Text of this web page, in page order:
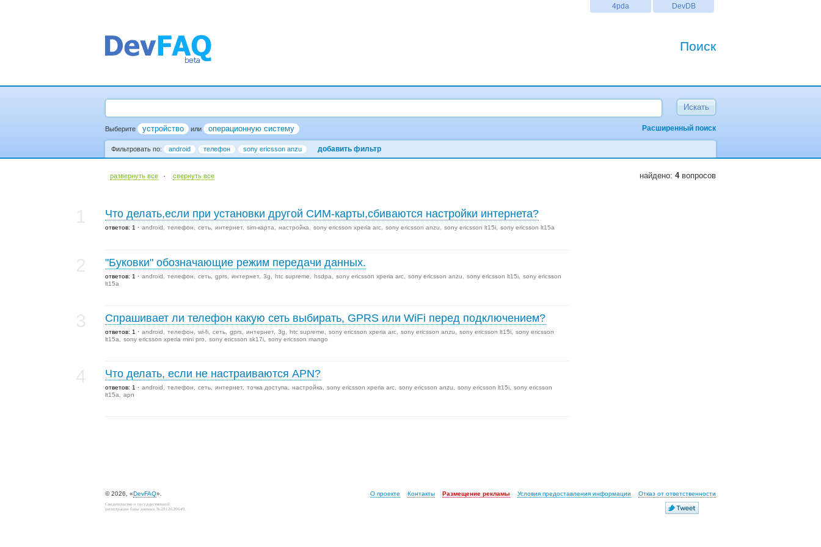
DevDB
4pda
Поиск
Выберите устройство Расширенный поиск
или операционную систему
Фильтровать по: android телефон sony ericsson anzu добавить фильтр
развернуть все · cвернуть все найдено: 4вопросов
Что делать,если при установки другой СИМ-карты,сбиваются настройки интернета?
ответов: 1 android телефон сеть интернет sim-карта настройка sony ericsson xperia arc sony ericsson anzu sony ericsson lt15i sony ericsson lt15a
"Буковки" обозначающие режим передачи данных.
ответов: 1 android телефон сеть gprs интернет 3g htc supreme hsdpa sony ericsson xperia arc sony ericsson anzu sony ericsson lt15i
sony ericsson
lt15a
Спрашивает ли телефон какую сеть выбирать, GPRS или WiFi перед подключением?
ответов: 1 android телефон wi-fi сеть gprs интернет 3g htc supreme sony ericsson xperia arc sony ericsson anzu sony ericsson lt15i
sony ericsson
lt15a
sony ericsson xperia mini pro sony ericsson sk17i sony ericsson mango
Что делать, если не настраиваются APN?
ответов: 1 android телефон сеть интернет точка доступа настройка sony ericsson xperia arc sony ericsson anzu sony ericsson lt15i
sony ericsson
lt15a
apn
© 2026, «DevFAQ». О проекте Контакты Размещение рекламы Условия предоставления информации Отказ от ответственности
Свидетельство о государственной
регистрации базы данных №2012620649.